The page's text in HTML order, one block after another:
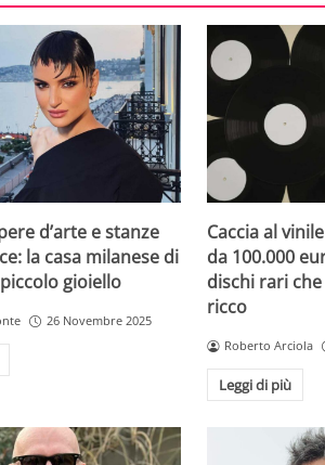
d’arte e stanze
la casa milanese di
gioiello
26 Novembre 2025
Caccia al
da 100.000
dischi rari
ricco
Roberto Arciola
Leggi di più